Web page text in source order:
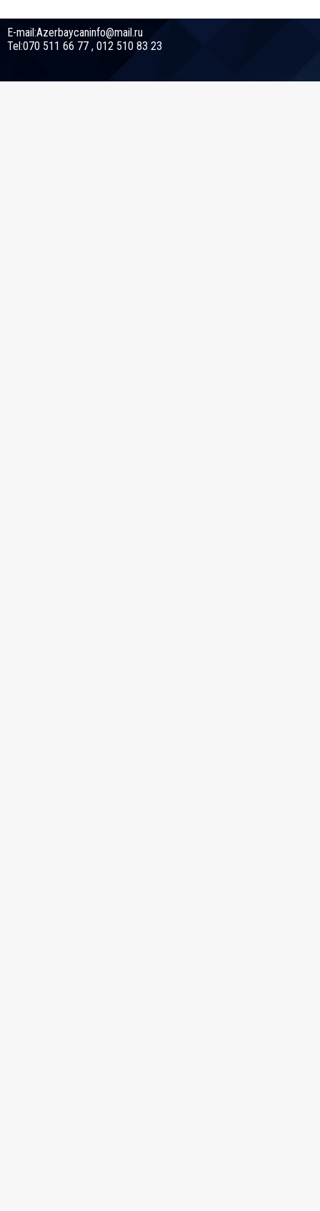
E-mail:Azerbaycaninfo@mail.ru
Tel:070 511 66 77 , 012 510 83 23